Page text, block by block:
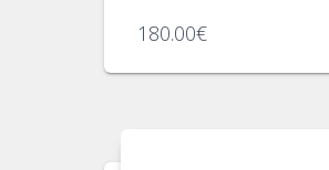
180.00€